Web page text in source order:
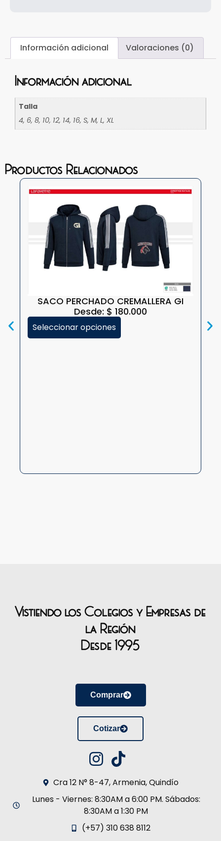
Información adicional Valoraciones (0)
Información adicional
Talla
4, 6, 8, 10, 12, 14, 16, S, M, L, XL
Productos Relacionados
SACO PERCHADO CREMALLERA GI
Desde: $ 180.000
Seleccionar opciones
Vistiendo los Colegios y Empresas de
la Región
Desde 1995
Comprar
Cotizar
Cra 12 N° 8-47, Armenia, Quindío
Lunes - Viernes: 8:30AM a 6:00 PM. Sábados:
8:30AM a 1:30 PM
(+57) 310 638 8112